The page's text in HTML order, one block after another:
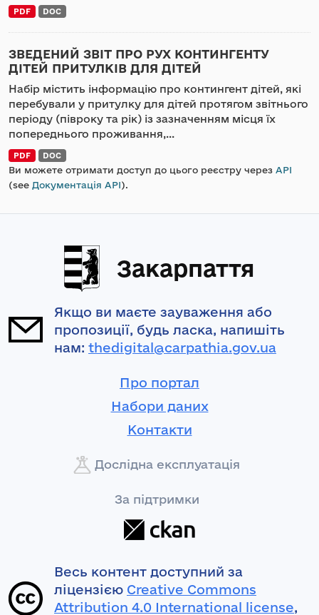
PDF DOC
ЗВЕДЕНИЙ ЗВІТ ПРО РУХ КОНТИНГЕНТУ
ДІТЕЙ ПРИТУЛКІВ ДЛЯ ДІТЕЙ
Набір містить інформацію про контингент дітей, які
перебували у притулку для дітей протягом звітнього
періоду (півроку та рік) із зазначенням місця їх
попереднього проживання,...
PDF DOC
Ви можете отримати доступ до цього реєстру через API
(see Документація API).
Закарпаття
Якщо ви маєте зауваження або
пропозиції, будь ласка, напишіть
нам: thedigital@carpathia.gov.ua
Про портал
Набори даних
Контакти
Дослідна експлуатація
За підтримки
Весь контент доступний за
ліцензією Creative Commons
Attribution 4.0 International license,